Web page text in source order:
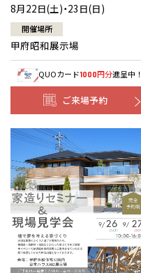
8月22日(土)・23日(日)
開催場所
甲府昭和展示場
QUOカード1000円分進呈中！
ご来場予約